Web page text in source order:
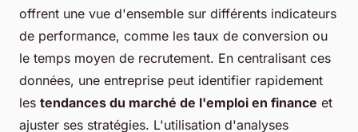
offrent une vue d'ensemble sur différents indicateurs
de performance, comme les taux de conversion ou
le temps moyen de recrutement. En centralisant ces
données, une entreprise peut identifier rapidement
les tendances du marché de l'emploi en finance et
ajuster ses stratégies. L'utilisation d'analyses